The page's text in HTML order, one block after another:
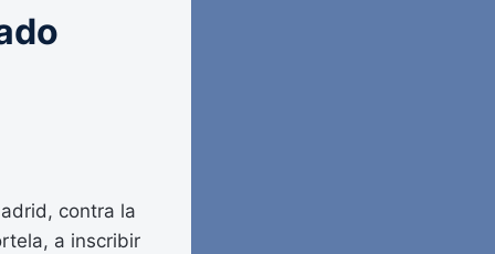
contra la
a inscribir